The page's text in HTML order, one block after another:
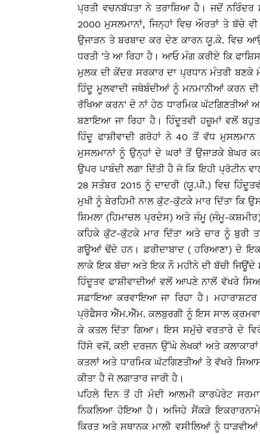
ਪ੍ਰਤੀ ਵਚਨਬੱਧਤਾ ਨੇ ਤਰਾਸ਼ਿਆ ਹੈ। ਜਦੋਂ
2000 ਮੁਸਲਮਾਨਾਂ, ਜਿਨ੍ਹਾਂ ਵਿਚ ਔਰਤਾਂ ਤੇ ਬੱਚੇ
ਉਜਾੜਨ ਤੇ ਬਰਬਾਦ ਕਰ ਦੇਣ ਕਾਰਨ ਯੂ.ਕੇ. ਵਿਚ
ਧਰਤੀ ’ਤੇ ਆ ਰਿਹਾ ਹੈ। ਆਓ ਮੰਗ ਕਰੀਏ ਕਿ
ਮੁਲਕ ਦੀ ਕੇਂਦਰ ਸਰਕਾਰ ਦਾ ਪ੍ਰਧਾਨ ਮੰਤਰੀ
ਹਿੰਦੂ ਮੂਲਵਾਦੀ ਜਥੇਬੰਦੀਆਂ ਨੂੰ ਮਨਮਾਨੀਆਂ ਕਰਨ
ਰੱਖਿਆ ਕਰਨ’ ਦੇ ਨਾਂ ਹੇਠ ਧਾਰਮਿਕ ਘੱਟਗਿਣਤੀਆਂ
ਬਣਾਇਆ ਜਾ ਰਿਹਾ ਹੈ। ਹਿੰਦੂਤਵੀ ਹਜ਼ੂਮਾਂ ਵਲੋਂ
ਹਿੰਦੂ ਫਾਸ਼ੀਵਾਦੀ ਗਰੋਹਾਂ ਨੇ 40 ਤੋਂ ਵੱਧ
ਮੁਸਲਮਾਨਾਂ ਨੂੰ ਉਨ੍ਹਾਂ ਦੇ ਘਰਾਂ ਤੋਂ ਉਜਾੜਕੇ ਬੇਘਰ
ਉਪਰ ਪਾਬੰਦੀ ਲਗਾ ਦਿੱਤੀ ਹੈ ਜੋ ਕਿ ਇਹੀ ਪ੍ਰੋਟੀਨ
28 ਸਤੰਬਰ 2015 ਨੂੰ ਦਾਦਰੀ (ਯੂ.ਪੀ.) ਵਿਚ
ਮੁਖੀ ਨੂੰ ਬੇਰਹਿਮੀ ਨਾਲ ਕੁੱਟ-ਕੁੱਟਕੇ ਮਾਰ ਦਿੱਤਾ ਕਿ
ਸ਼ਿਮਲਾ (ਹਿਮਾਚਲ ਪ੍ਰਦੇਸ) ਅਤੇ ਜੰਮੂ (ਜੰਮੂ-
ਕਹਿਕੇ ਕੁੱਟ-ਕੁੱਟਕੇ ਮਾਰ ਦਿੱਤਾ ਅਤੇ ਚਾਰ ਨੂੰ ਬੁਰੀ
ਗਊਆਂ ਢੋਂਦੇ ਹਨ। ਫ਼ਰੀਦਾਬਾਦ ( ਹਰਿਆਣਾ) ਦੇ
ਲਾਕੇ ਇਕ ਬੱਚਾ ਅਤੇ ਇਕ ਨੌ ਮਹੀਨੇ ਦੀ ਬੱਚੀ ਜਿਊਂਦੇ
ਹਿੰਦੂਤਵ ਫਾਸ਼ੀਵਾਦੀਆਂ ਵਲੋਂ ਆਪਣੇ ਨਾਲੋਂ ਵੱਖਰੇ
ਸਫ਼ਾਇਆ ਕਰਵਾਇਆ ਜਾ ਰਿਹਾ ਹੈ।
ਪ੍ਰੋਫੈਸਰ ਐੱਮ.ਐੱਮ. ਕਲਬੁਰਗੀ ਨੂੰ ਇਸ ਸਾਲ
ਕੇ ਕਤਲ ਦਿੱਤਾ ਗਿਆ। ਇਸ ਸਮੁੱਚੇ ਵਰਤਾਰੇ ਦੇ
ਹਿੱਸੇ ਵਜੋਂ, ਕਈ ਦਰਜਨ ਉੱਘੇ ਲੇਖਕਾਂ ਅਤੇ ਕਲਾਕਾਰਾਂ
ਕਤਲਾਂ ਅਤੇ ਧਾਰਮਿਕ ਘੱਟਗਿਣਤੀਆਂ ਤੇ ਵੱਖਰੇ
ਕੀਤਾ ਹੈ ਜੋ ਲਗਾਤਾਰ ਜਾਰੀ ਹੈ।
ਪਹਿਲੇ ਦਿਨ ਤੋਂ ਹੀ ਮੋਦੀ ਆਲਮੀ ਕਾਰਪੋਰੇਟ
ਨਿਕਲਿਆ ਹੋਇਆ ਹੈ। ਅਜਿਹੇ ਸੈਂਕੜੇ
ਕਿਰਤ ਅਤੇ ਸਥਾਨਕ ਮਾਲੀ ਵਸੀਲਿਆਂ ਨੂੰ